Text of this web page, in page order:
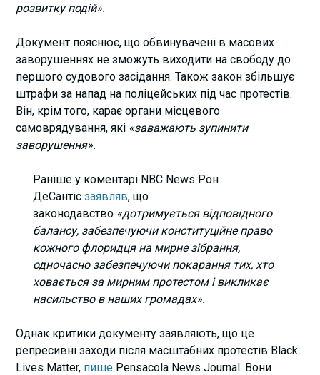
розвитку подій».
Документ пояснює, що обвинувачені в масових
заворушеннях не зможуть виходити на свободу до
першого судового засідання. Також закон збільшує
штрафи за напад на поліцейських під час протестів.
Він, крім того, карає органи місцевого
самоврядування, які «заважають зупинити
заворушення».
Раніше у коментарі NBC News Рон
ДеСантісзаявляв, що
законодавство «дотримується відповідного
балансу, забезпечуючи конституційне право
кожного флоридця на мирне зібрання,
одночасно забезпечуючи покарання тих, хто
ховається за мирним протестом і викликає
насильство в наших громадах».
Однак критики документу заявляють, що це
репресивні заходи після масштабних протестів Black
Lives Matter, пише Pensacola News Journal. Вони